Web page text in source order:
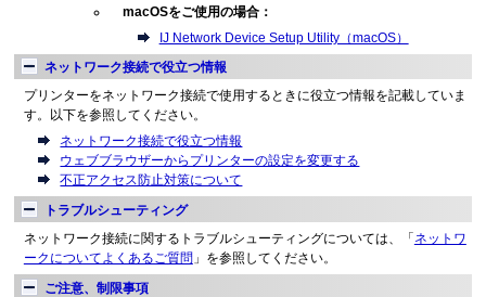
macOSをご使用の場合：
IJ Network Device Setup Utility（macOS）
ネットワーク接続で役立つ情報
プリンターをネットワーク接続で使用するときに役立つ情報を記載していま
す。以下を参照してください。
ネットワーク接続で役立つ情報
ウェブブラウザーからプリンターの設定を変更する
不正アクセス防止対策について
トラブルシューティング
ネットワーク接続に関するトラブルシューティングについては、「 ネットワ
ークについてよくあるご質問 」を参照してください。
ご注意、制限事項